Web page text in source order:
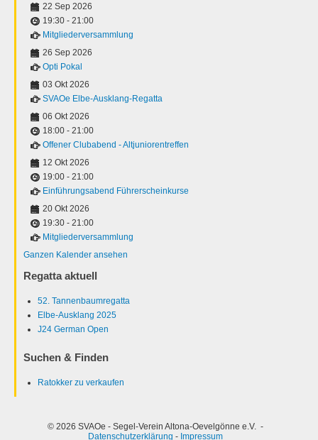
22 Sep 2026
19:30 - 21:00
Mitgliederversammlung
26 Sep 2026
Opti Pokal
03 Okt 2026
SVAOe Elbe-Ausklang-Regatta
06 Okt 2026
18:00 - 21:00
Offener Clubabend - Altjuniorentreffen
12 Okt 2026
19:00 - 21:00
Einführungsabend Führerscheinkurse
20 Okt 2026
19:30 - 21:00
Mitgliederversammlung
Ganzen Kalender ansehen
Regatta aktuell
52. Tannenbaumregatta
Elbe-Ausklang 2025
J24 German Open
Suchen & Finden
Ratokker zu verkaufen
© 2026 SVAOe - Segel-Verein Altona-Oevelgönne e.V. -
Datenschutzerklärung - Impressum